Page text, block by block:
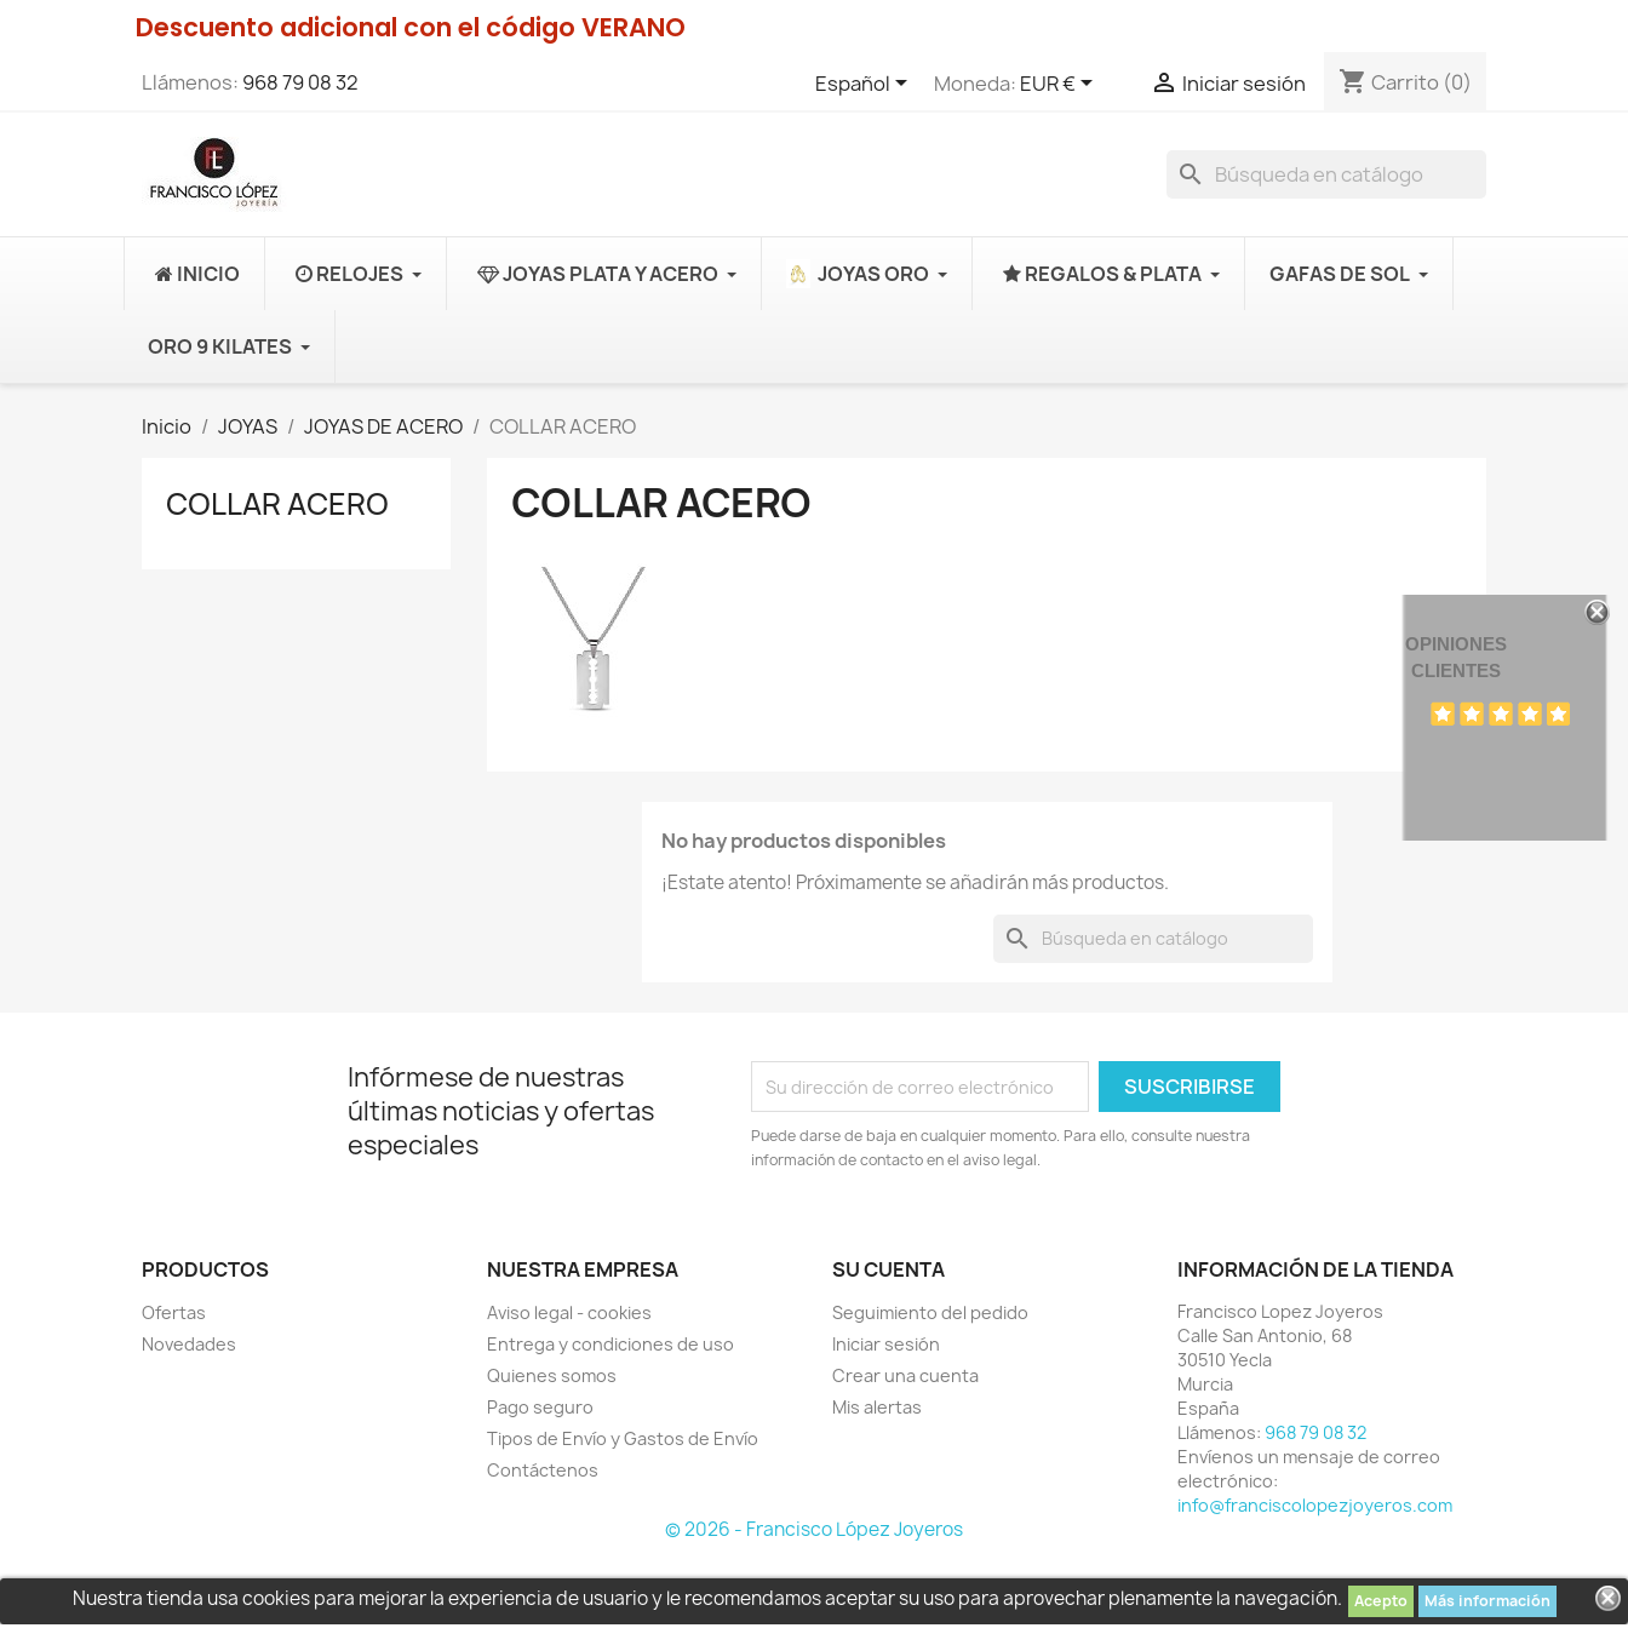
Descuento adicional con el código VERANO
Llámenos: 968 79 08 32 Español Moneda: EUR €  Iniciar sesión shopping_cart Carrito (0)
search
Nuestra tienda usa cookies para mejorar la experiencia de usuario y le recomendamos aceptar su uso para aprovechar plenamente la navegación. Acepto Más información
INICIO RELOJES JOYAS PLATA Y ACERO JOYAS ORO REGALOS & PLATA GAFAS DE SOL
ORO 9 KILATES
Inicio JOYAS JOYAS DE ACERO COLLAR ACERO
COLLAR ACERO COLLAR ACERO
No hay productos disponibles
¡Estate atento! Próximamente se añadirán más productos.
search
Infórmese de nuestras
últimas noticias y ofertas
especiales
Puede darse de baja en cualquier momento. Para ello, consulte nuestra
información de contacto en el aviso legal.
PRODUCTOS
Ofertas
Novedades
NUESTRA EMPRESA
Aviso legal - cookies
Entrega y condiciones de uso
Quienes somos
Pago seguro
Tipos de Envío y Gastos de Envío
Contáctenos
SU CUENTA
Seguimiento del pedido
Iniciar sesión
Crear una cuenta
Mis alertas
INFORMACIÓN DE LA TIENDA
Francisco Lopez Joyeros
Calle San Antonio, 68
30510 Yecla
Murcia
España
Llámenos: 968 79 08 32
Envíenos un mensaje de correo
electrónico:
info@franciscolopezjoyeros.com
OPINIONES
CLIENTES
© 2026 - Francisco López Joyeros